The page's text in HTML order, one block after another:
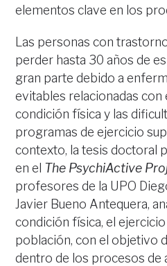
elementos clave en los
Las personas con
perder hasta 30 años de
gran parte debido a
evitables relacionadas con
condición física y las
programas de ejercicio
contexto, la tesis doctoral
en el The PsychiActive
profesores de la UPO
Javier Bueno Antequera,
condición física, el
población, con el objetivo
dentro de los procesos de